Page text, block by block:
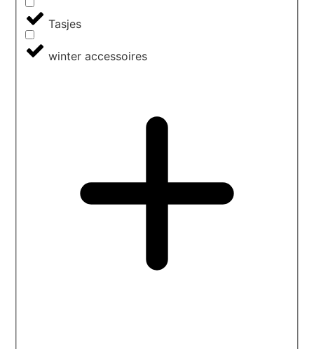
Tasjes
winter accessoires